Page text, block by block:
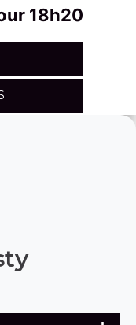
18h20